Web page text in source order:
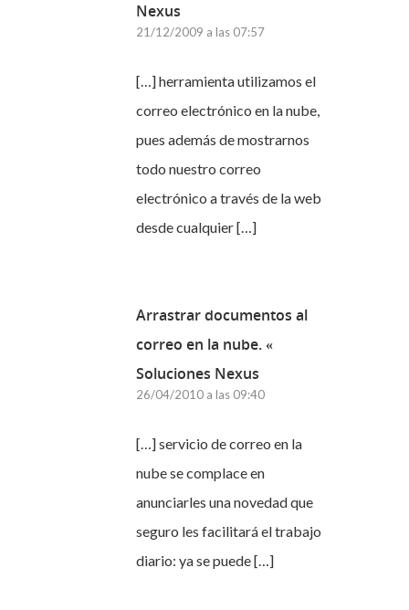
Nexus
21/12/2009 a las 07:57
[…] herramienta utilizamos el
correo electrónico en la nube,
pues además de mostrarnos
todo nuestro correo
electrónico a través de la web
desde cualquier […]
Arrastrar documentos al
correo en la nube. «
Soluciones Nexus
26/04/2010 a las 09:40
[…] servicio de correo en la
nube se complace en
anunciarles una novedad que
seguro les facilitará el trabajo
diario: ya se puede […]